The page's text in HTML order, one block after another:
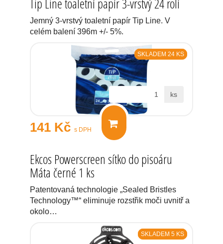
Tip Line toaletní papír 3-vrstvý 24 rolí
Jemný 3-vrstvý toaletní papír Tip Line. V
celém balení 396m +/- 5%.
SKLADEM 24 KS
141 Kč s DPH
ks
Ekcos Powerscreen sítko do pisoáru
Máta černé 1 ks
Patentovaná technologie „Sealed Bristles
Technology™“ eliminuje rozstřik moči uvnitř a
okolo…
SKLADEM 5 KS